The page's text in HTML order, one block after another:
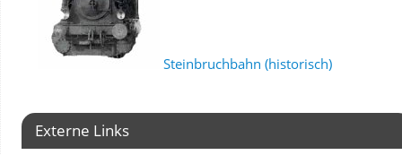
Steinbruchbahn (historisch)
Externe Links